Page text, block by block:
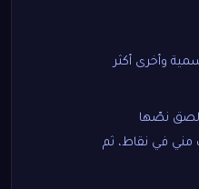
وأخرى أكثر
نصّها
في نقاط، ثم